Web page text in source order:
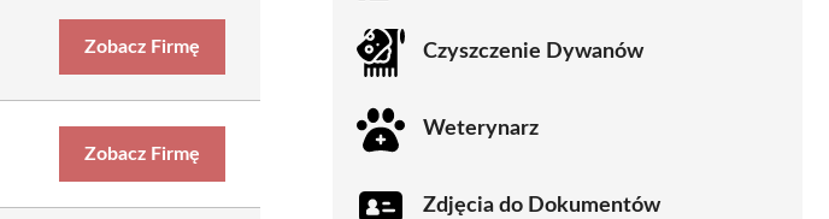
Zobacz Firmę
Zobacz Firmę
Czyszczenie Dywanów
Weterynarz
Zdjęcia do Dokumentów